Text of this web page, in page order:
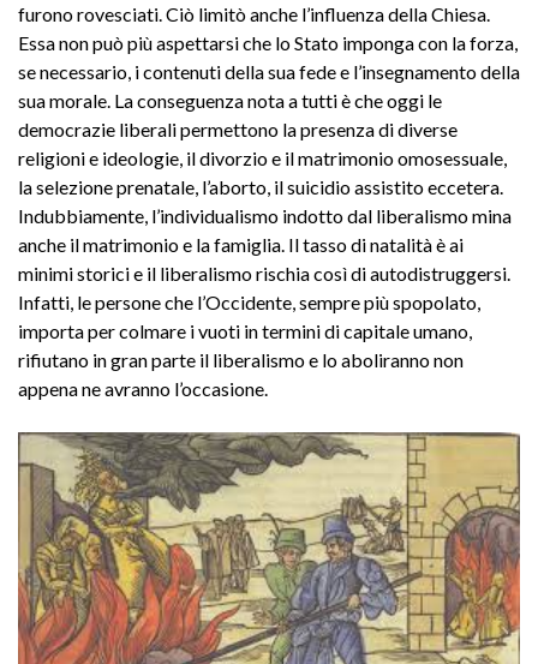
furono rovesciati. Ciò limitò anche l’influenza della Chiesa.
Essa non può più aspettarsi che lo Stato imponga con la forza,
se necessario, i contenuti della sua fede e l’insegnamento della
sua morale. La conseguenza nota a tutti è che oggi le
democrazie liberali permettono la presenza di diverse
religioni e ideologie, il divorzio e il matrimonio omosessuale,
la selezione prenatale, l’aborto, il suicidio assistito eccetera.
Indubbiamente, l’individualismo indotto dal liberalismo mina
anche il matrimonio e la famiglia. Il tasso di natalità è ai
minimi storici e il liberalismo rischia così di autodistruggersi.
Infatti, le persone che l’Occidente, sempre più spopolato,
importa per colmare i vuoti in termini di capitale umano,
rifiutano in gran parte il liberalismo e lo aboliranno non
appena ne avranno l’occasione.